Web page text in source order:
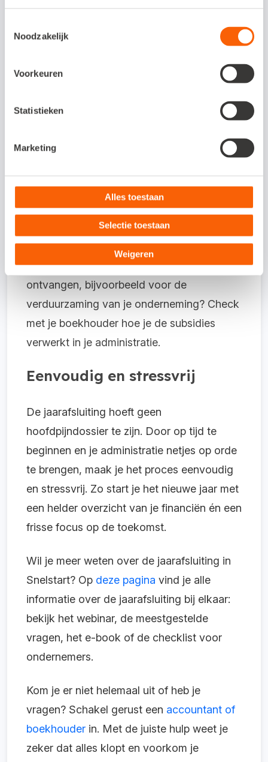
Noodzakelijk
Voorkeuren
Statistieken
Marketing
Alles toestaan
Selectie toestaan
Weigeren
Bekijk ook de openstaande facturen. Zijn er
facturen waarvan je vrijwel zeker weet dat
je klant deze niet gaat betalen? Als je zeker
weet dat de klant niet gaat betalen wordt
de factuur afgeschreven en mag je de btw
terugvragen. Er zijn verschillende manieren
om dubieuze debiteuren in je administratie
te verwerken. Vraag je boekhouder om
Heb je in het afgelopen jaar subsidies
ontvangen, bijvoorbeeld voor de
verduurzaming van je onderneming? Check
met je boekhouder hoe je de subsidies
verwerkt in je administratie.
Eenvoudig en stressvrij
De jaarafsluiting hoeft geen
hoofdpijndossier te zijn. Door op tijd te
beginnen en je administratie netjes op orde
te brengen, maak je het proces eenvoudig
en stressvrij. Zo start je het nieuwe jaar met
een helder overzicht van je financiën én een
frisse focus op de toekomst.
Wil je meer weten over de jaarafsluiting in
Snelstart? Op deze pagina vind je alle
informatie over de jaarafsluiting bij elkaar:
bekijk het webinar, de meestgestelde
vragen, het e-book of de checklist voor
ondernemers.
Kom je er niet helemaal uit of heb je
vragen? Schakel gerust een accountant of
boekhouder in. Met de juiste hulp weet je
zeker dat alles klopt en voorkom je